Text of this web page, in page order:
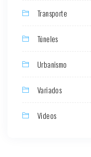
Transporte
Túneles
Urbanismo
Variados
Videos